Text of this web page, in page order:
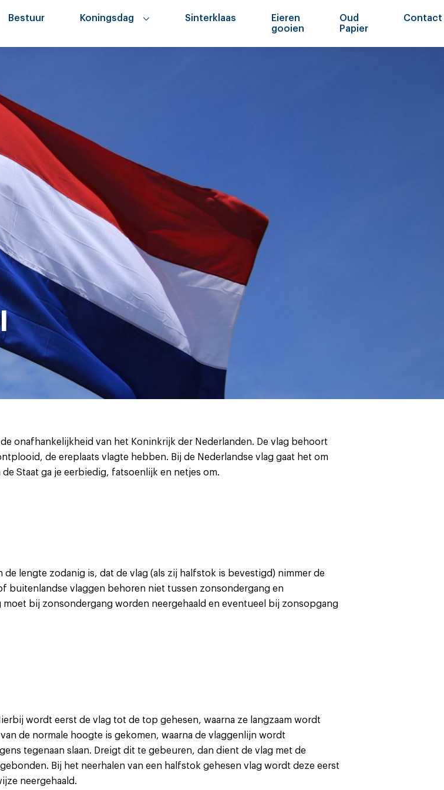
Bestuur Koningsdag Sinterklaas
Eieren
gooien
Oud
Papier
Contact
onafhankelijkheid van het Koninkrijk der Nederlanden. De vlag behoort
de ereplaats vlagte hebben. Bij de Nederlandse vlag gaat het om
Staat ga je eerbiedig, fatsoenlijk en netjes om.
de lengte zodanig is, dat de vlag (als zij halfstok is bevestigd) nimmer de
buitenlandse vlaggen behoren niet tussen zonsondergang en
bij zonsondergang worden neergehaald en eventueel bij zonsopgang
wordt eerst de vlag tot de top gehesen, waarna ze langzaam wordt
de normale hoogte is gekomen, waarna de vlaggenlijn wordt
tegenaan slaan. Dreigt dit te gebeuren, dan dient de vlag met de
Bij het neerhalen van een halfstok gehesen vlag wordt deze eerst
neergehaald.